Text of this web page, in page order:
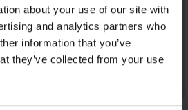
about your use of our site with
and analytics partners who
information that you’ve
they’ve collected from your use